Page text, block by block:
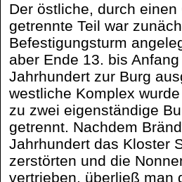
Der östliche, durch einen
getrennte Teil war
Befestigungsturm
aber Ende 13. bis Anfang
Jahrhundert zur Burg
westliche Komplex
zu zwei eigenständige
getrennt. Nachdem
Jahrhundert das Kloster
zerstörten und die
vertrieben, überließ man